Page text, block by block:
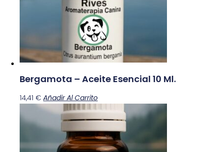
Bergamota – Aceite Esencial 10 Ml.
14,41 € Añadir Al Carrito